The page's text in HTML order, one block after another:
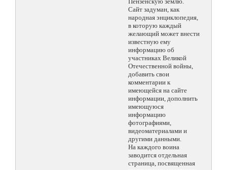
Сайт задуман, как
народная энциклопедия,
в которую каждый
желающий может внести
известную ему
информацию об
участниках Великой
Отечественной войны,
добавить свои
комментарии к
имеющейся на сайте
информации, дополнить
имеющуюся
информацию
фотографиями,
видеоматериалами и
другими данными.
На каждого воина
заводится отдельная
страница, посвященная